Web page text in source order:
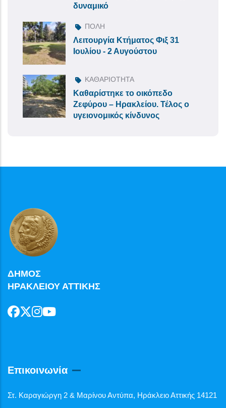
δυναμικό
ΠΟΛΗ
Λειτουργία Κτήματος Φιξ 31
Ιουλίου - 2 Αυγούστου
ΚΑΘΑΡΙΟΤΗΤΑ
Καθαρίστηκε το οικόπεδο
Ζεφύρου – Ηρακλείου. Τέλος ο
υγειονομικός κίνδυνος
ΔΗΜΟΣ
ΗΡΑΚΛΕΙΟΥ ΑΤΤΙΚΗΣ
Επικοινωνία
Στ. Καραγιώργη 2 & Μαρίνου Αντύπα, Ηράκλειο Αττικής 14121